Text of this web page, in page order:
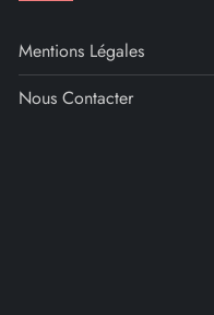
Mentions Légales
Nous Contacter